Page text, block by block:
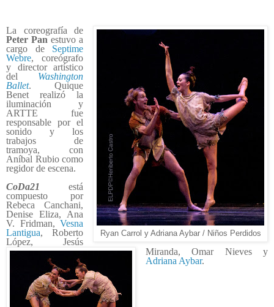
Ryan Carrol y Adriana Aybar / Niños Perdidos
La coreografía de
Peter Pan estuvo a
cargo de Septime
Webre, coreógrafo
y director artístico
del Washington
Ballet. Quique
Benet realizó la
iluminación y
ARTTE fue
responsable por el
sonido y los
trabajos de
tramoya, con
Aníbal Rubio como
regidor de escena.
CoDa21
está
compuesto por
Rebeca Canchani,
Denise Eliza, Ana
V. Fridman,Vesna
Lantigua, Roberto
López, Jesús
Miranda, Omar Nieves y
Adriana Aybar.